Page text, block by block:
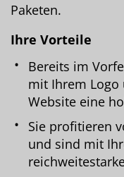
Paketen.
Ihre Vorteile
Bereits im
mit Ihrem Logo
Website eine
Sie profitieren
und sind mit